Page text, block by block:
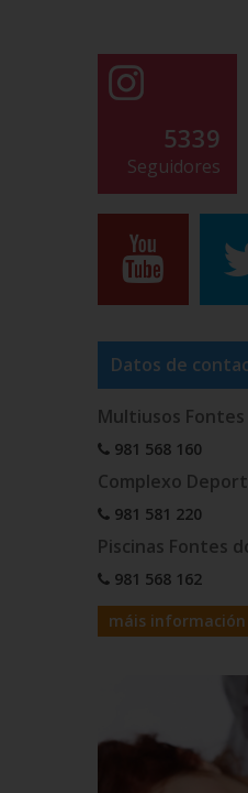
5339
Seguidores
Datos de
Multiusos Fontes
981 568 160
Complexo
981 581 220
Piscinas Fontes
981 568 162
máis información